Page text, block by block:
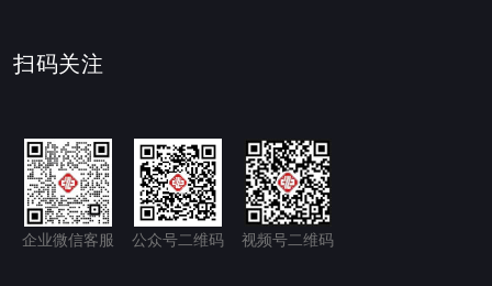
扫码关注
企业微信客服 公众号二维码 视频号二维码